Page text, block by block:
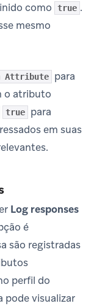
como true .
mesmo
Attribute
para
o atributo
true
para
em suas
Log responses
é
são registradas
perfil do
pode visualizar